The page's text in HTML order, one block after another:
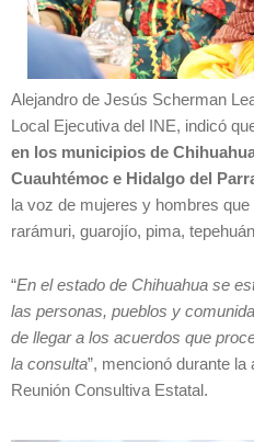
Alejandro de Jesús Scherman
Local Ejecutiva del INE, indicó
en los municipios de
Cuauhtémoc e Hidalgo del
la voz de mujeres y hombres
rarámuri, guarojío, pima,
“En el estado de Chihuahua se
las personas, pueblos y
de llegar a los acuerdos que
la consulta”, mencionó durante
Reunión Consultiva Estatal.